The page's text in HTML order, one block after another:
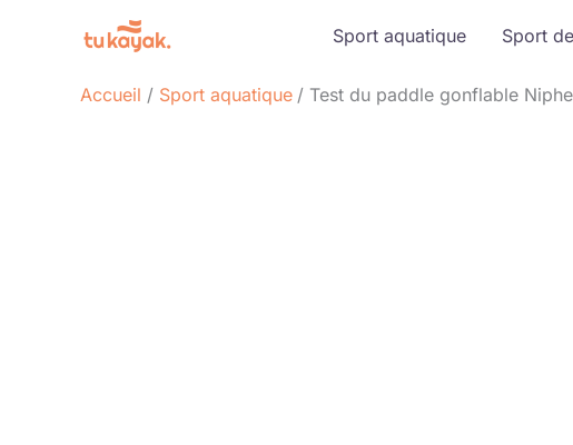
Sport aquatique Sport
Accueil Sport aquatique Test du paddle gonflable